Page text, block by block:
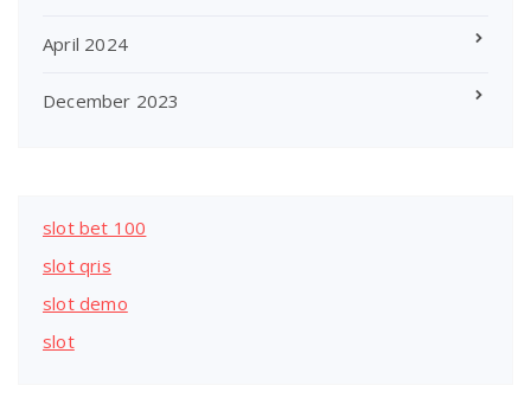
April 2024
December 2023
slot bet 100
slot qris
slot demo
slot